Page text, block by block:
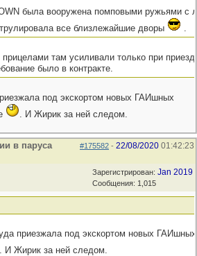
была вооружена помповыми ружьями с
все близлежайшие дворы
.
там усиливали только при
было в контракте.
под экскортом новых ГАИшных
. И Жирик за ней следом.
#175582 - 22/08/2020 01:42:23
в паруса
Зарегистрирован: Jan 2019
Сообщения: 1,015
приезжала под экскортом новых ГАИшных
. И Жирик за ней следом.